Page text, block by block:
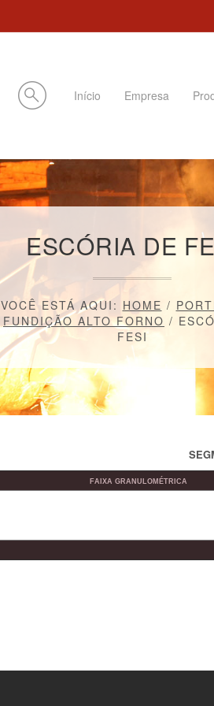
Início Empresa
ESCÓRIA DE
VOCÊ ESTÁ AQUI: HOME /
FUNDIÇÃO ALTO FORNO /
FESI
FAIXA GRANULOMÉTRICA